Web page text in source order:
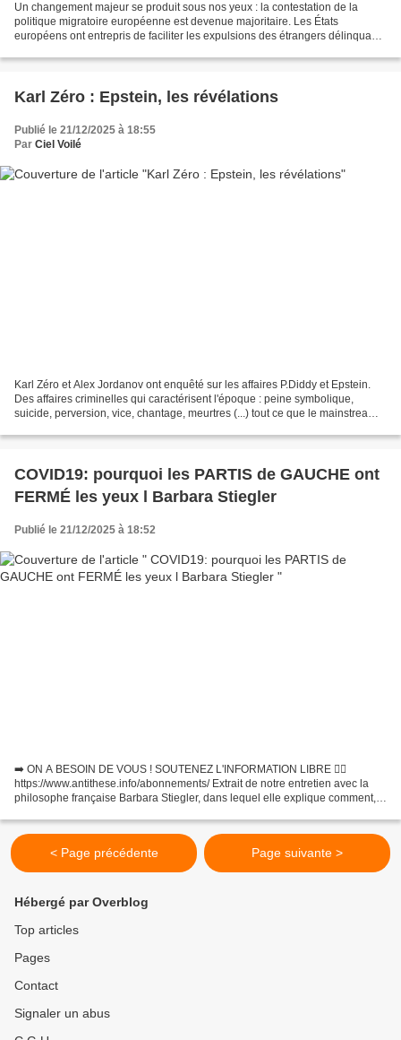
Un changement majeur se produit sous nos yeux : la contestation de la
politique migratoire européenne est devenue majoritaire. Les États
européens ont entrepris de faciliter les expulsions des étrangers délinquants
Karl Zéro : Epstein, les révélations
Publié le 21/12/2025 à 18:55
Par Ciel Voilé
Karl Zéro et Alex Jordanov ont enquêté sur les affaires P.Diddy et Epstein.
Des affaires criminelles qui caractérisent l'époque : peine symbolique,
suicide, perversion, vice, chantage, meurtres (...) tout ce que le mainstream
COVID19: pourquoi les PARTIS de GAUCHE ont
FERMÉ les yeux l Barbara Stiegler
Publié le 21/12/2025 à 18:52
➡️ ON A BESOIN DE VOUS ! SOUTENEZ L'INFORMATION LIBRE 👉🏻
https://www.antithese.info/abonnements/ Extrait de notre entretien avec la
philosophe française Barbara Stiegler, dans lequel elle explique comment,
< Page précédente Page suivante >
Hébergé par Overblog
Top articles
Pages
Contact
Signaler un abus